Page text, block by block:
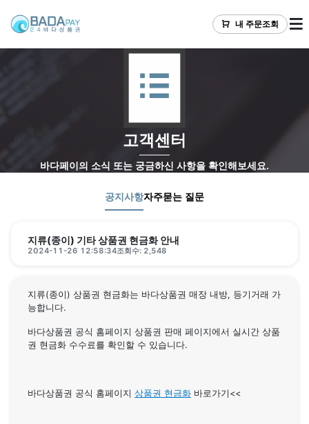
내 주문조회
고객센터
바다페이의 소식 또는 궁금하신 사항을 확인해보세요.
공지사항자주묻는 질문
지류(종이) 기타 상품권 현금화 안내
2024-11-26 12:58:34조회수: 2,548
지류(종이) 상품권 현금화는 바다상품권 매장 내방, 등기거래 가
능합니다.
바다상품권 공식 홈페이지 상품권 판매 페이지에서 실시간 상품
권 현금화 수수료를 확인할 수 있습니다.
바다상품권 공식 홈페이지 상품권 현금화 바로가기<<